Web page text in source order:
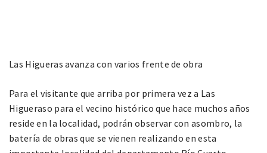
Las Higueras avanza con varios frente de obra
Para el visitante que arriba por primera vez a Las
Higueraso para el vecino histórico que hace muchos años
reside en la localidad, podrán observar con asombro, la
batería de obras que se vienen realizando en esta